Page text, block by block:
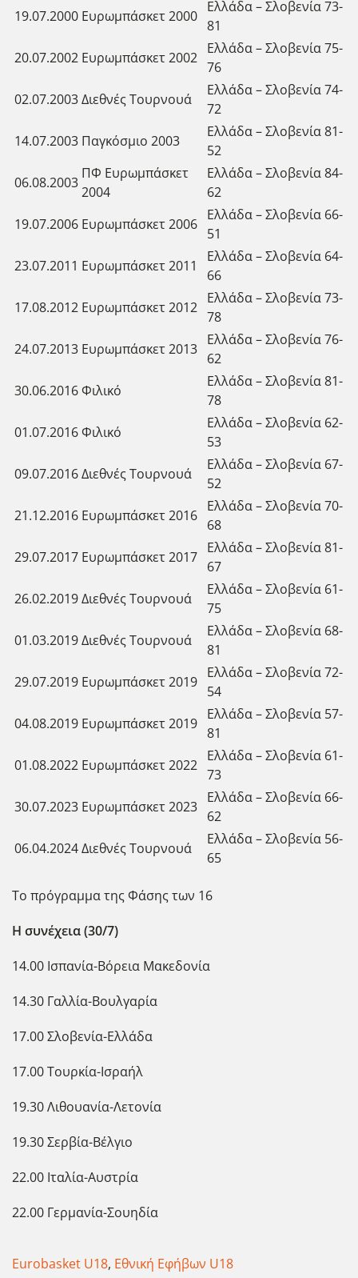
19.07.2000 Ευρωμπάσκετ 2000
Ελλάδα – Σλοβενία 73-
81
20.07.2002 Ευρωμπάσκετ 2002
Ελλάδα – Σλοβενία 75-
76
02.07.2003Διεθνές Τουρνουά
Ελλάδα – Σλοβενία 74-
72
14.07.2003 Παγκόσμιο 2003
Ελλάδα – Σλοβενία 81-
52
06.08.2003
ΠΦ Ευρωμπάσκετ
2004
Ελλάδα – Σλοβενία 84-
62
19.07.2006 Ευρωμπάσκετ 2006
Ελλάδα – Σλοβενία 66-
51
23.07.2011 Ευρωμπάσκετ 2011
Ελλάδα – Σλοβενία 64-
66
17.08.2012 Ευρωμπάσκετ 2012
Ελλάδα – Σλοβενία 73-
78
24.07.2013 Ευρωμπάσκετ 2013
Ελλάδα – Σλοβενία 76-
62
30.06.2016Φιλικό
Ελλάδα – Σλοβενία 81-
78
01.07.2016Φιλικό
Ελλάδα – Σλοβενία 62-
53
09.07.2016Διεθνές Τουρνουά
Ελλάδα – Σλοβενία 67-
52
21.12.2016 Ευρωμπάσκετ 2016
Ελλάδα – Σλοβενία 70-
68
29.07.2017 Ευρωμπάσκετ 2017
Ελλάδα – Σλοβενία 81-
67
26.02.2019Διεθνές Τουρνουά
Ελλάδα – Σλοβενία 61-
75
01.03.2019Διεθνές Τουρνουά
Ελλάδα – Σλοβενία 68-
81
29.07.2019 Ευρωμπάσκετ 2019
Ελλάδα – Σλοβενία 72-
54
04.08.2019 Ευρωμπάσκετ 2019
Ελλάδα – Σλοβενία 57-
81
01.08.2022 Ευρωμπάσκετ 2022
Ελλάδα – Σλοβενία 61-
73
30.07.2023 Ευρωμπάσκετ 2023
Ελλάδα – Σλοβενία 66-
62
06.04.2024Διεθνές Τουρνουά
Ελλάδα – Σλοβενία 56-
65
Το πρόγραμμα της Φάσης των 16
Η συνέχεια (30/7)
14.00 Ισπανία-Βόρεια Μακεδονία
14.30 Γαλλία-Βουλγαρία
17.00 Σλοβενία-Ελλάδα
17.00 Τουρκία-Ισραήλ
19.30 Λιθουανία-Λετονία
19.30 Σερβία-Βέλγιο
22.00 Ιταλία-Αυστρία
22.00 Γερμανία-Σουηδία
Eurobasket U18, Εθνική Εφήβων U18